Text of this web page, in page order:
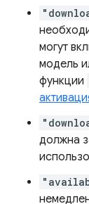
могут
модель
функции
должна